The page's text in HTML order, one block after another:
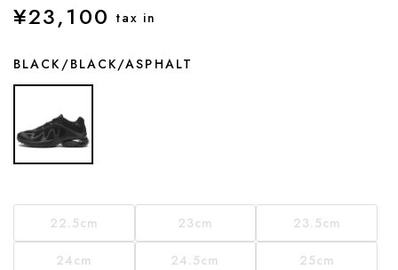
¥23,100 tax in
BLACK/BLACK/ASPHALT
22.5cm 23cm 23.5cm
24cm 24.5cm 25cm